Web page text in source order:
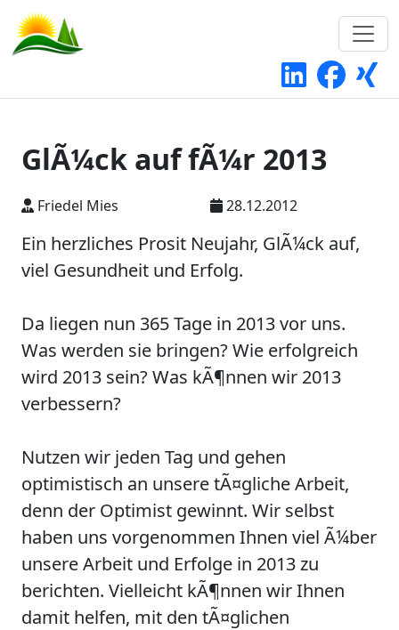
GlÃ¼ck auf fÃ¼r 2013
Friedel Mies 28.12.2012
Ein herzliches Prosit Neujahr, GlÃ¼ck auf,
viel Gesundheit und Erfolg.
Da liegen nun 365 Tage in 2013 vor uns.
Was werden sie bringen? Wie erfolgreich
wird 2013 sein? Was kÃ¶nnen wir 2013
verbessern?
Nutzen wir jeden Tag und gehen
optimistisch an unsere tÃ¤gliche Arbeit,
denn der Optimist gewinnt. Wir selbst
haben uns vorgenommen Ihnen viel Ã¼ber
unsere Arbeit und Erfolge in 2013 zu
berichten. Vielleicht kÃ¶nnen wir Ihnen
damit helfen, mit den tÃ¤glichen